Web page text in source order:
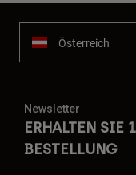
Österreich
Newsletter
ERHALTEN SIE
BESTELLUNG